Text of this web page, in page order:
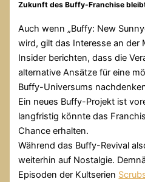
Zukunft des Buffy-Franchise
Auch wenn „Buffy: New
wird, gilt das Interesse an der
Insider berichten, dass die
alternative Ansätze für eine
Buffy-Universums
Ein neues Buffy-Projekt ist
langfristig könnte das
Chance erhalten.
Während das Buffy-Revival
weiterhin auf Nostalgie.
Episoden der Kultserien